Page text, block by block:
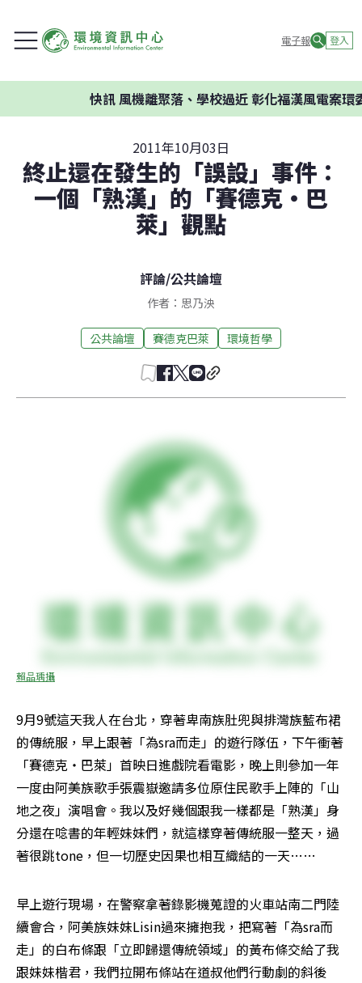
電子報 登入
風機離聚落、學校過近 彰化福漢風電案環委建
2011年10月03日
終止還在發生的「誤設」事件：
一個「熟漢」的「賽德克‧巴
萊」觀點
評論/公共論壇
作者：思乃泱
公共論壇 賽德克巴萊 環境哲學
賴品瑀攝
9月9號這天我人在台北，穿著卑南族肚兜與排灣族藍布裙
的傳統服，早上跟著「為sra而走」的遊行隊伍，下午衝著
「賽德克‧巴萊」首映日進戲院看電影，晚上則參加一年
一度由阿美族歌手張震嶽邀請多位原住民歌手上陣的「山
地之夜」演唱會。我以及好幾個跟我一樣都是「熟漢」身
分還在唸書的年輕妹妹們，就這樣穿著傳統服一整天，過
著很跳tone，但一切歷史因果也相互織結的一天……
早上遊行現場，在警察拿著錄影機蒐證的火車站南二門陸
續會合，阿美族妹妹Lisin過來擁抱我，把寫著「為sra而
走」的白布條跟「立即歸還傳統領域」的黃布條交給了我
跟妹妹楷君，我們拉開布條站在道叔他們行動劇的斜後